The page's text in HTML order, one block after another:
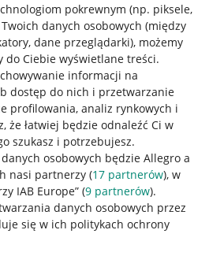
pokrewnym (np. piksele,
danych osobowych (między
dane przeglądarki), możemy
do Ciebie wyświetlane treści.
informacji na
dostęp do nich i przetwarzanie
profilowania, analiz rynkowych i
że łatwiej będzie odnaleźć Ci w
szukasz i potrzebujesz.
osobowych będzie Allegro a
nasi partnerzy (17 partnerów), w
IAB Europe” (9 partnerów).
danych osobowych przez
się w ich politykach ochrony